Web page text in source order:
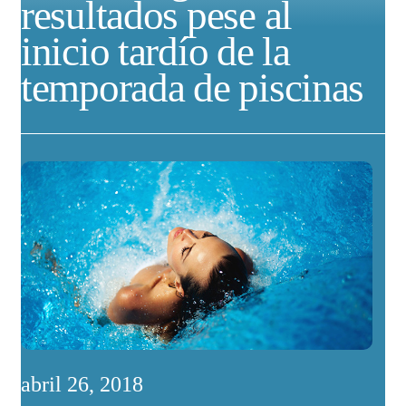
resultados pese al
inicio tardío de la
temporada de piscinas
abril 26, 2018